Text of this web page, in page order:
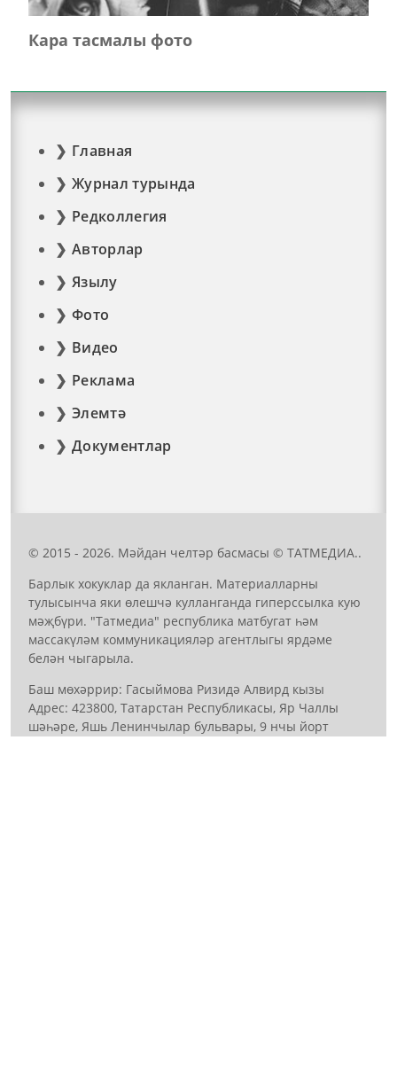
Кара тасмалы фото
Главная
Журнал турында
Редколлегия
Авторлар
Язылу
Фото
Видео
Реклама
Элемтә
Документлар
© 2015 - 2026. Мәйдан челтәр басмасы © ТАТМЕДИА..
Барлык хокуклар да якланган. Материалларны
тулысынча яки өлешчә кулланганда гиперссылка кую
мәҗбүри. "Татмедиа" республика матбугат һәм
массакүләм коммуникацияләр агентлыгы ярдәме
белән чыгарыла.
Баш мөхәррир: Гасыймова Ризидә Алвирд кызы
Адрес: 423800, Татарстан Республикасы, Яр Чаллы
шәһәре, Яшь Ленинчылар бульвары, 9 нчы йорт